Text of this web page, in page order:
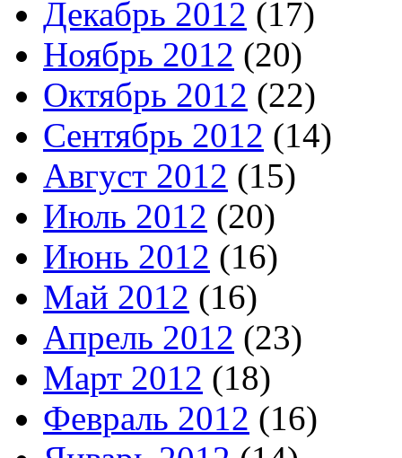
Декабрь 2012 (17)
Ноябрь 2012 (20)
Октябрь 2012 (22)
Сентябрь 2012 (14)
Август 2012 (15)
Июль 2012 (20)
Июнь 2012 (16)
Май 2012 (16)
Апрель 2012 (23)
Март 2012 (18)
Февраль 2012 (16)